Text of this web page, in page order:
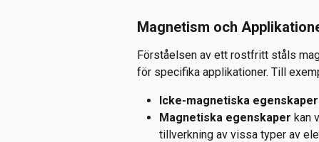
Magnetism och
Förståelsen av ett rostfritt ståls
för specifika applikationer. Till
Icke-magnetiska egenskaper
Magnetiska egenskaper kan
tillverkning av vissa typer av